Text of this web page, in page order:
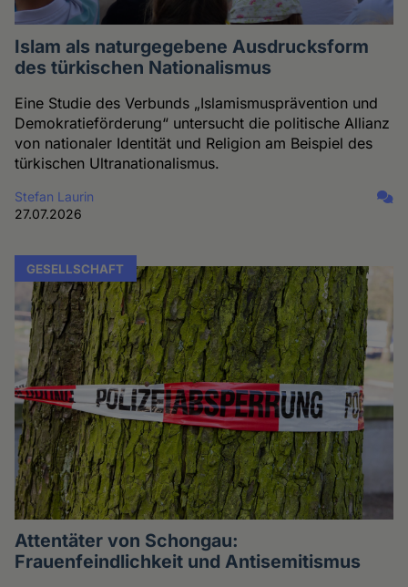
Islam als naturgegebene Ausdrucksform
des türkischen Nationalismus
Eine Studie des Verbunds „Islamismusprävention und
Demokratieförderung“ untersucht die politische Allianz
von nationaler Identität und Religion am Beispiel des
türkischen Ultranationalismus.
Stefan Laurin
27.07.2026
GESELLSCHAFT
Attentäter von Schongau:
Frauenfeindlichkeit und Antisemitismus